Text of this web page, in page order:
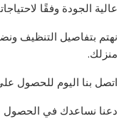
عالية الجودة وفقًا
نهتم بتفاصيل التنظيف
منزلك.
اتصل بنا اليوم للحصول
دعنا نساعدك في الحصول